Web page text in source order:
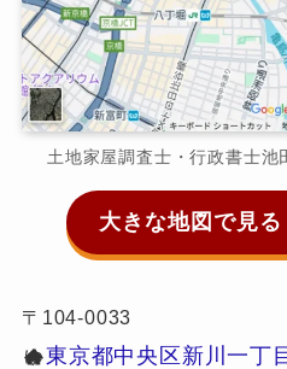
土地家屋調査士・行政書士
大きな地図で見る
〒104-0033
ゆ東京都中央区新川一丁